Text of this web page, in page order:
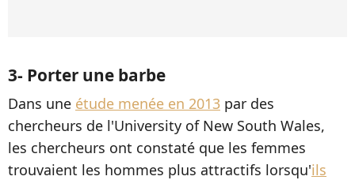
3- Porter une barbe
Dans une étude menée en 2013 par des
chercheurs de l'University of New South Wales,
les chercheurs ont constaté que les femmes
trouvaient les hommes plus attractifs lorsqu'ils